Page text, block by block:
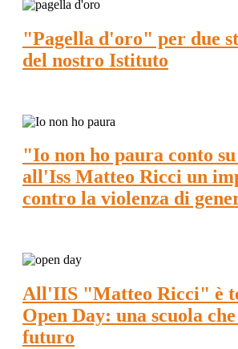
"Pagella d'oro" per due
del nostro Istituto
"Io non ho paura conto
all'Iss Matteo Ricci un
contro la violenza di
All'IIS "Matteo Ricci" è
Open Day: una scuola
futuro